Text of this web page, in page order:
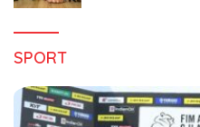
SPORT